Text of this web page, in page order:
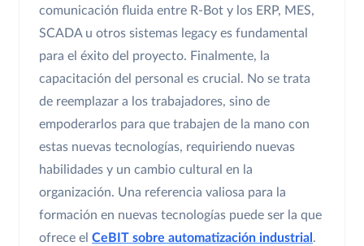
comunicación fluida entre R-Bot y los ERP, MES,
SCADA u otros sistemas legacy es fundamental
para el éxito del proyecto. Finalmente, la
capacitación del personal es crucial. No se trata
de reemplazar a los trabajadores, sino de
empoderarlos para que trabajen de la mano con
estas nuevas tecnologías, requiriendo nuevas
habilidades y un cambio cultural en la
organización. Una referencia valiosa para la
formación en nuevas tecnologías puede ser la que
ofrece el CeBIT sobre automatización industrial .